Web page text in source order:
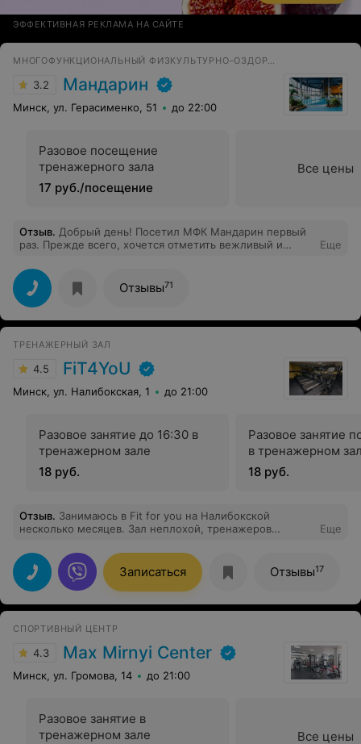
ЭФФЕКТИВНАЯ РЕКЛАМА НА САЙТЕ
МНОГОФУНКЦИОНАЛЬНЫЙ ФИЗКУЛЬТУРНО-ОЗДОРОВИТЕЛЬНЫЙ КОМПЛЕКС
3.2 Мандарин
Минск, ул. Герасименко, 51 до 22:00
Разовое посещение
тренажерного зала
17 руб./посещение
Все цены
Отзыв. Добрый день! Посетил МФК Мандарин первый
раз. Прежде всего, хочется отметить вежливый и
стойке так и на территории комплекса. Это место
хорошо подходит для активного местопровождения.
Также особо хочется отметить работу врача
Серебровской Ларисы Витальевны, к которой
пришлось обратиться, чтобы измерить давление.
всем вниманием и уважением. Сразу видно, что
руководство МФК, умеет подбирать грамотных в
профессиональном плане сотрудников.
Еще
Отзывы71
ТРЕНАЖЕРНЫЙ ЗАЛ
4.5 FiT4YoU
Минск, ул. Налибокская, 1 до 21:00
Разовое занятие до 16:30 в
тренажерном зале
18 руб.
Разовое занятие
в тренажерном
18 руб.
Отзыв. Занимаюсь в Fit for you на Налибокской
несколько месяцев. Зал неплохой, тренажеров
повезло с инструктором Динарой. Благодаря
составленной ею индивидуальной программе
тренировок и питания, за сравнительно короткий срок,
вижу отличнейшие результаты!!! Горжусь собой и
своим инструктором. Рекомендую!
Еще
Записаться Отзывы17
СПОРТИВНЫЙ ЦЕНТР
4.3 Max Mirnyi Center
Минск, ул. Громова, 14 до 21:00
Разовое занятие в
тренажерном зале
Все цены